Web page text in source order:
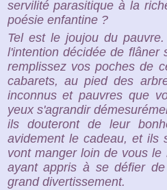
servilité parasitique à la
poésie enfantine ?
Tel est le joujou du
l'intention décidée de flâner
remplissez vos poches de
cabarets, au pied des
inconnus et pauvres que
yeux s'agrandir
ils douteront de leur
avidement le cadeau, et ils
vont manger loin de vous
ayant appris à se défier
grand divertissement.